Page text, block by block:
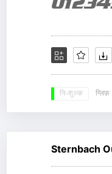
नि: शुल्क
Sternbach